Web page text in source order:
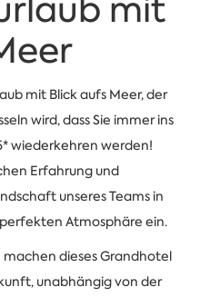
mit
mit Blick aufs Meer, der
wird, dass Sie immer ins
wiederkehren werden!
Erfahrung und
unseres Teams in
Atmosphäre ein.
dieses Grandhotel
unabhängig von der